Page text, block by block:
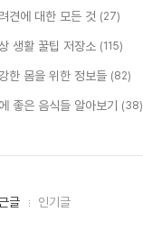
견에 대한 모든 것 (27)
생활 꿀팁 저장소 (115)
한 몸을 위한 정보들 (82)
좋은 음식들 알아보기 (38)
글 인기글